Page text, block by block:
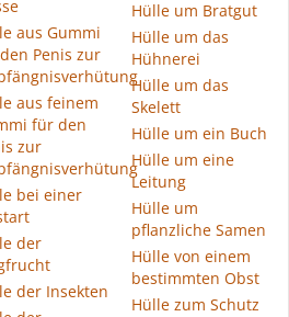
aus Gummi
Penis zur
aus feinem
für den
zur
bei einer
der
der Insekten
Hülle um Bratgut
Hülle um das
Hühnerei
Hülle um das
Skelett
Hülle um ein Buch
Hülle um eine
Leitung
Hülle um
pflanzliche Samen
Hülle von einem
bestimmten Obst
Hülle zum Schutz